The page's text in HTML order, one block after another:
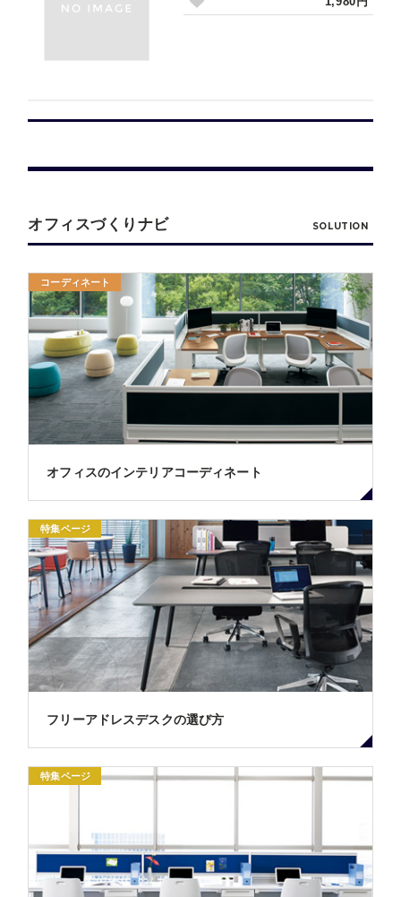
オフィスづくりナビ SOLUTION
コーディネート
オフィスのインテリアコーディネート
特集ページ
フリーアドレスデスクの選び方
特集ページ